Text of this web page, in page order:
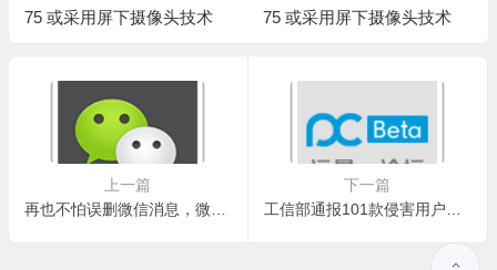
75 或采用屏下摄像头技术
75 或采用屏下摄像头技术
上一篇
下一篇